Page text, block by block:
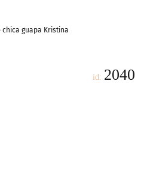
guapa Kristina
id: 2040